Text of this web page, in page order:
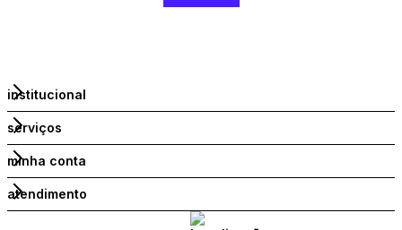
institucional
serviços
minha conta
atendimento